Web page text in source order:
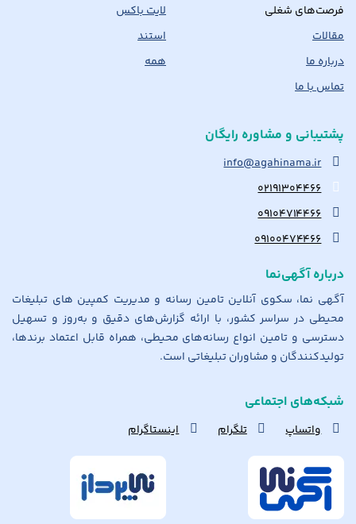
فرصت‌های شغلی
مقالات
درباره ما
تماس با ما
لایت باکس
استند
همه
پشتیبانی و مشاوره رایگان
info@agahinama.ir
۰۲۱۹۱۳۰۴۴۶۶
۰۹۱۰۴۷۱۴۴۶۶
۰۹۱۰۰۴۷۴۴۶۶
درباره آگهی‌نما
آگهی نما، سکوی آنلاین تامین رسانه و مدیریت کمپین های تبلیغات
محیطی در سراسر کشور، با ارائه گزارش‌های دقیق و به‌روز و تسهیل
دسترسی و تامین انواع رسانه‌های محیطی، همراه قابل اعتماد برندها،
تولیدکنندگان و مشاوران تبلیغاتی است.
شبکه‌های اجتماعی
واتساپ تلگرام اینستاگرام